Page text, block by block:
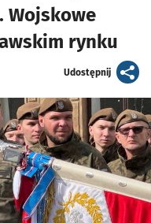
Wojskowe
rynku
Udostępnijartykuł